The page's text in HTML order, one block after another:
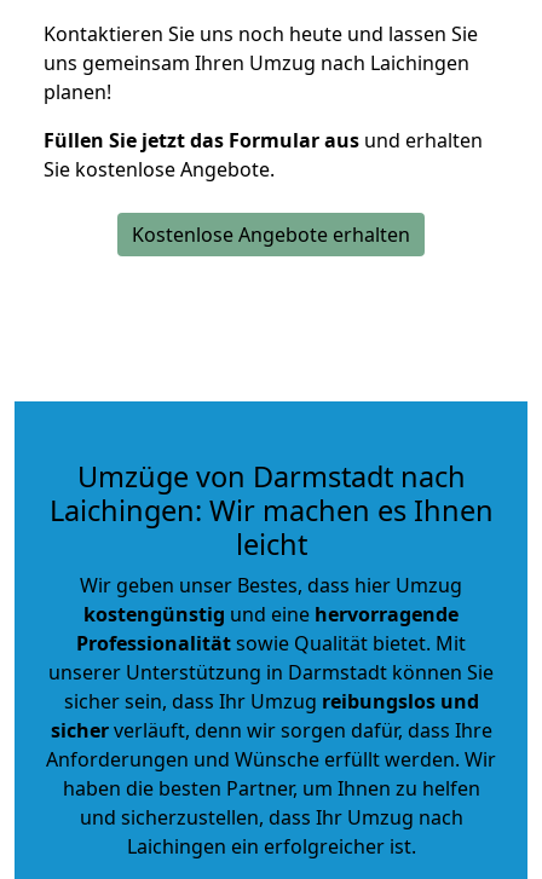
Kontaktieren Sie uns noch heute und lassen Sie
uns gemeinsam Ihren Umzug nach Laichingen
planen!
Füllen Sie jetzt das Formular aus und erhalten
Sie kostenlose Angebote.
Kostenlose Angebote erhalten
Umzüge von Darmstadt nach
Laichingen: Wir machen es Ihnen
leicht
Wir geben unser Bestes, dass hier Umzug
kostengünstig und eine hervorragende
Professionalitätsowie Qualität bietet. Mit
unserer Unterstützung in Darmstadt können Sie
sicher sein, dass Ihr Umzug reibungslos und
sicherverläuft, denn wir sorgen dafür, dass Ihre
Anforderungen und Wünsche erfüllt werden. Wir
haben die besten Partner, um Ihnen zu helfen
und sicherzustellen, dass Ihr Umzug nach
Laichingen ein erfolgreicher ist.